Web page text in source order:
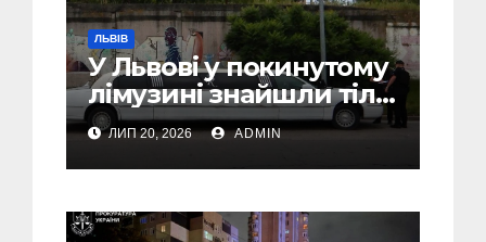
ЛЬВІВ
У Львові у покинутому
лімузині знайшли тіло
46-річного чоловіка
ЛИП 20, 2026 ADMIN